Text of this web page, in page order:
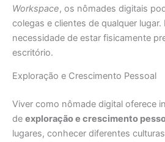
Workspace, os nômades digitais
colegas e clientes de qualquer lugar.
necessidade de estar fisicamente
escritório.
Exploração e Crescimento Pessoal
Viver como nômade digital oferece
de exploração e crescimento
lugares, conhecer diferentes